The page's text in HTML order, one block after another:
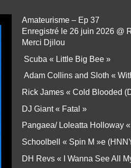
Amateurisme – Ep 37
Enregistré le 26 juin 2026 @
Merci Djilou
Scuba « Little Big Bee »
Adam Collins and Sloth «
Rick James « Cold Blooded
DJ Giant « Fatal »
Pangaea/ Loleatta Holloway
Schoolbell « Spin M »e
DH Revs « I Wanna See All